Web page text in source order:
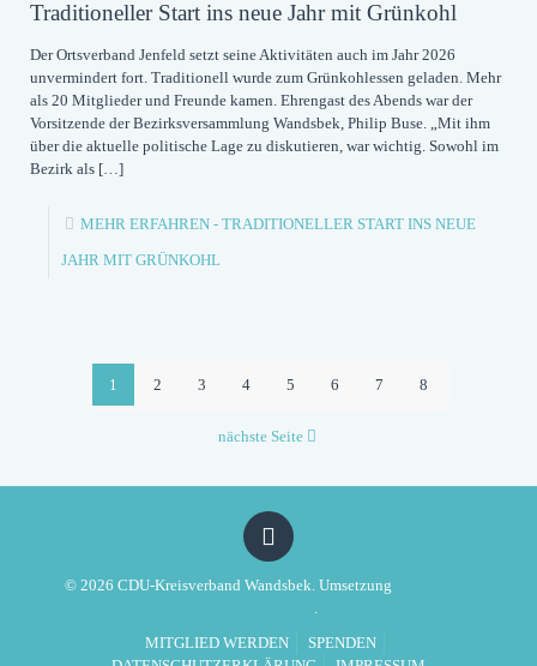
Traditioneller Start ins neue Jahr mit Grünkohl
Der Ortsverband Jenfeld setzt seine Aktivitäten auch im Jahr 2026
unvermindert fort. Traditionell wurde zum Grünkohlessen geladen. Mehr
als 20 Mitglieder und Freunde kamen. Ehrengast des Abends war der
Vorsitzende der Bezirksversammlung Wandsbek, Philip Buse. „Mit ihm
über die aktuelle politische Lage zu diskutieren, war wichtig. Sowohl im
Bezirk als […]
MEHR ERFAHREN - TRADITIONELLER START INS NEUE
JAHR MIT GRÜNKOHL
1 2 3 4 5 6 7 8
nächste Seite
© 2026 CDU-Kreisverband Wandsbek. Umsetzung
MITGLIED WERDEN
SPENDEN